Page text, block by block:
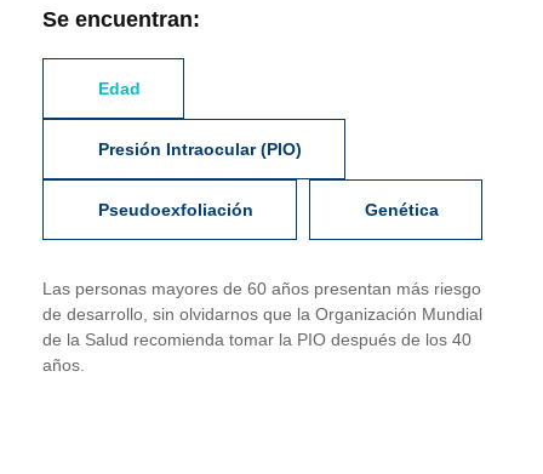
Se encuentran:
Edad
Presión Intraocular (PIO)
Pseudoexfoliación Genética
Las personas mayores de 60 años presentan más riesgo
de desarrollo, sin olvidarnos que la Organización Mundial
de la Salud recomienda tomar la PIO después de los 40
años.